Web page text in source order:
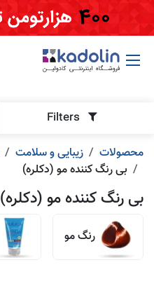
Skip to Content
Filters
محصولات زیبایی و سلامت
بی رنگ کننده مو (دکلره)
بی رنگ کننده مو (دکلره)
رنگ مو